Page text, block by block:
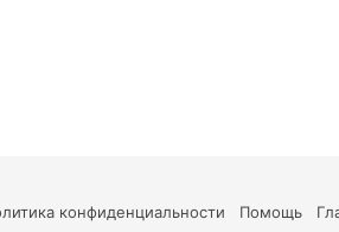
конфиденциальности Помощь